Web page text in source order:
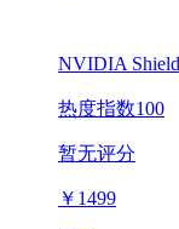
NVIDIA
热度指数100
暂无评分
￥ 1499